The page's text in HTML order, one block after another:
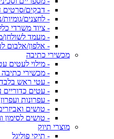
- דבקים/סרטים
- לחצנים/
- ציוד משרדי
- מעמד
- אלפון/אלבום
מכשירי כתיבה
- מילוי לעטים
- מכשירי כתיבה
- עטי ראש
- עטים כדוריים
- עפרונות
- טושים
- טושים לסימון
מוצרי תיוק
- תיקי פוליגל